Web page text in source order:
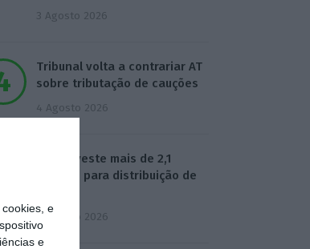
e
e
3 Agosto 2026
Tribunal volta a contrariar AT
sobre tributação de cauções
4 Agosto 2026
Beja investe mais de 2,1
milhões para distribuição de
4 Agosto 2026